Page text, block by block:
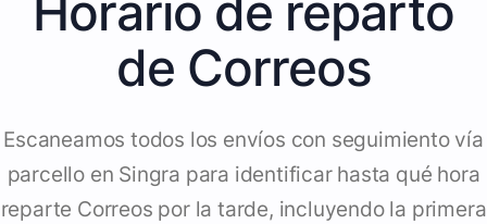
de Correos
Escaneamos todos los envíos con seguimiento vía
parcello en Singra para identificar hasta qué hora
reparte Correos por la tarde, incluyendo la primera